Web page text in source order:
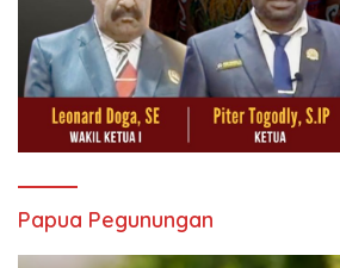
Papua Pegunungan